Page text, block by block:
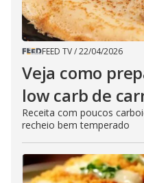
FEED TV/22/04/2026
Veja como
low carb de
Receita com poucos
recheio bem temperado